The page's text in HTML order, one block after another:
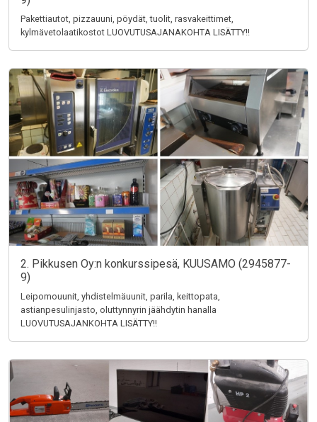
Pakettiautot, pizzauuni, pöydät, tuolit, rasvakeittimet,
kylmävetolaatikostot LUOVUTUSAJANAKOHTA LISÄTTY!!
2. Pikkusen Oy:n konkurssipesä, KUUSAMO (2945877-
9)
Leipomouunit, yhdistelmäuunit, parila, keittopata,
astianpesulinjasto, oluttynnyrin jäähdytin hanalla
LUOVUTUSAJANKOHTA LISÄTTY!!